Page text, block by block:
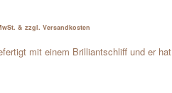
& zzgl. Versandkosten
mit einem Brilliantschliff und er